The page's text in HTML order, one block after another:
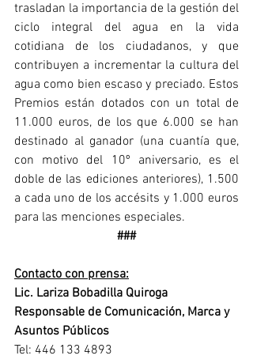
trasladan la importancia de la gestión del
ciclo integral del agua en la vida
cotidiana de los ciudadanos, y que
contribuyen a incrementar la cultura del
agua como bien escaso y preciado. Estos
Premios están dotados con un total de
11.000 euros, de los que 6.000 se han
destinado al ganador (una cuantía que,
con motivo del 10º aniversario, es el
doble de las ediciones anteriores), 1.500
a cada uno de los accésits y 1.000 euros
para las menciones especiales.
###
Contacto con prensa:
Lic. Lariza Bobadilla Quiroga
Responsable de Comunicación, Marca y
Asuntos Públicos
Tel: 446 133 4893